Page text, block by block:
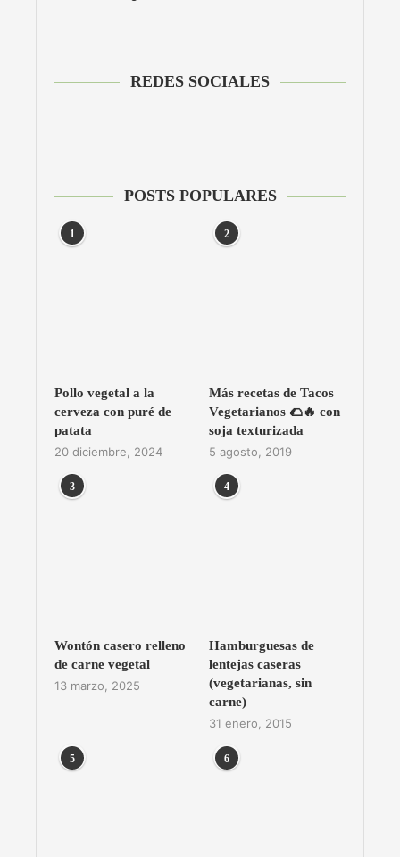
REDES SOCIALES
POSTS POPULARES
1
Pollo vegetal a la
cerveza con puré de
patata
20 diciembre, 2024
2
Más recetas de Tacos
Vegetarianos 🌮🔥 con
soja texturizada
5 agosto, 2019
3
Wontón casero relleno
de carne vegetal
13 marzo, 2025
4
Hamburguesas de
lentejas caseras
(vegetarianas, sin
carne)
31 enero, 2015
5 6